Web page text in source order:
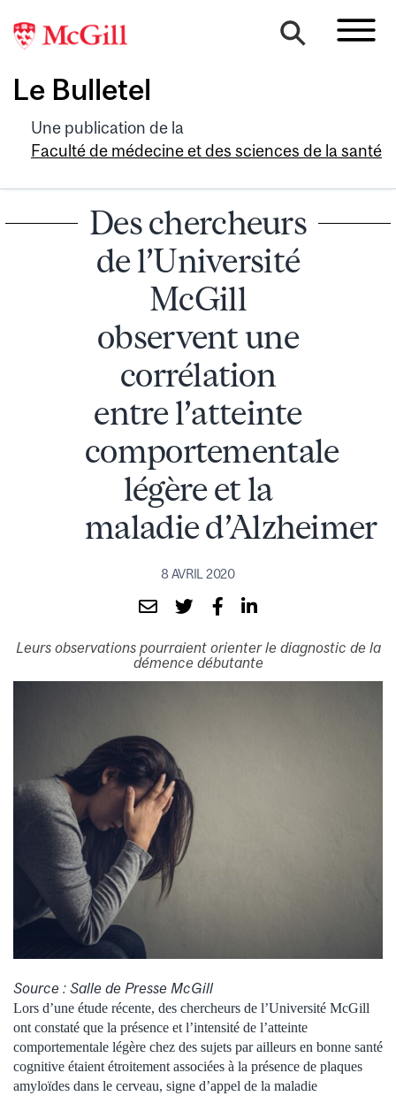
Le Bulletel
Une publication de la
Faculté de médecine et des sciences de la santé
Des chercheurs
de l’Université
McGill
observent une
corrélation
entre l’atteinte
comportementale
légère et la
maladie d’Alzheimer
8 AVRIL 2020
Leurs observations pourraient orienter le diagnostic de la
démence débutante
Source : Salle de Presse McGill
Lors d’une étude récente, des chercheurs de l’Université McGill
ont constaté que la présence et l’intensité de l’atteinte
comportementale légère chez des sujets par ailleurs en bonne santé
cognitive étaient étroitement associées à la présence de plaques
amyloïdes dans le cerveau, signe d’appel de la maladie